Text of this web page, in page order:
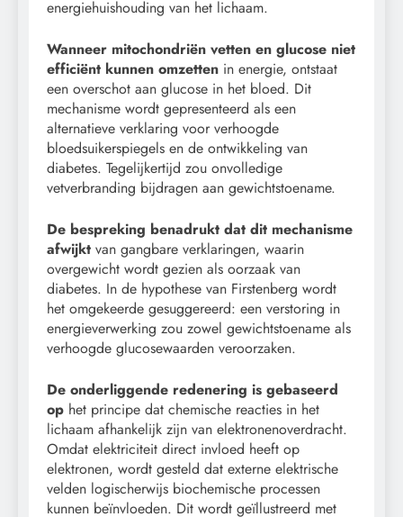
energiehuishouding van het lichaam.
Wanneer mitochondriën vetten en glucose niet
efficiënt kunnen omzetten in energie, ontstaat
een overschot aan glucose in het bloed. Dit
mechanisme wordt gepresenteerd als een
alternatieve verklaring voor verhoogde
bloedsuikerspiegels en de ontwikkeling van
diabetes. Tegelijkertijd zou onvolledige
vetverbranding bijdragen aan gewichtstoename.
De bespreking benadrukt dat dit mechanisme
afwijkt van gangbare verklaringen, waarin
overgewicht wordt gezien als oorzaak van
diabetes. In de hypothese van Firstenberg wordt
het omgekeerde gesuggereerd: een verstoring in
energieverwerking zou zowel gewichtstoename als
verhoogde glucosewaarden veroorzaken.
De onderliggende redenering is gebaseerd
op het principe dat chemische reacties in het
lichaam afhankelijk zijn van elektronenoverdracht.
Omdat elektriciteit direct invloed heeft op
elektronen, wordt gesteld dat externe elektrische
velden logischerwijs biochemische processen
kunnen beïnvloeden. Dit wordt geïllustreerd met